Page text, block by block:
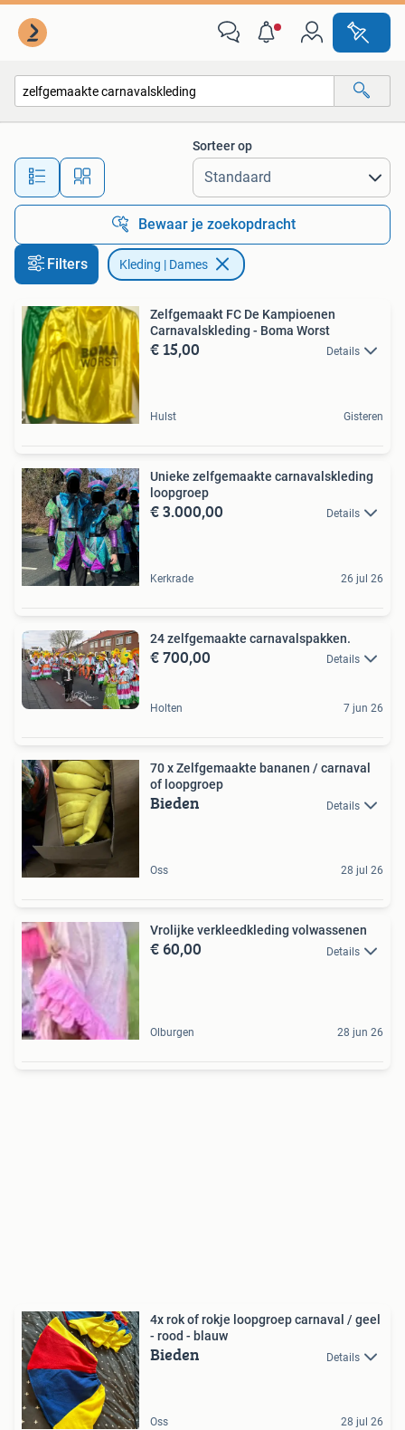
Alle afstanden…
Sorteer op
Bewaar je zoekopdracht
Filters Kleding | Dames
Zelfgemaakt FC De Kampioenen
Carnavalskleding - Boma Worst
€ 15,00 Details
Hulst Gisteren
Unieke zelfgemaakte carnavalskleding
loopgroep
€ 3.000,00 Details
Kerkrade 26 jul 26
24 zelfgemaakte carnavalspakken.
€ 700,00 Details
Holten 7 jun 26
70 x Zelfgemaakte bananen / carnaval
of loopgroep
Bieden Details
Oss 28 jul 26
Vrolijke verkleedkleding volwassenen
€ 60,00 Details
Olburgen 28 jun 26
4x rok of rokje loopgroep carnaval / geel
- rood - blauw
Bieden Details
Oss 28 jul 26